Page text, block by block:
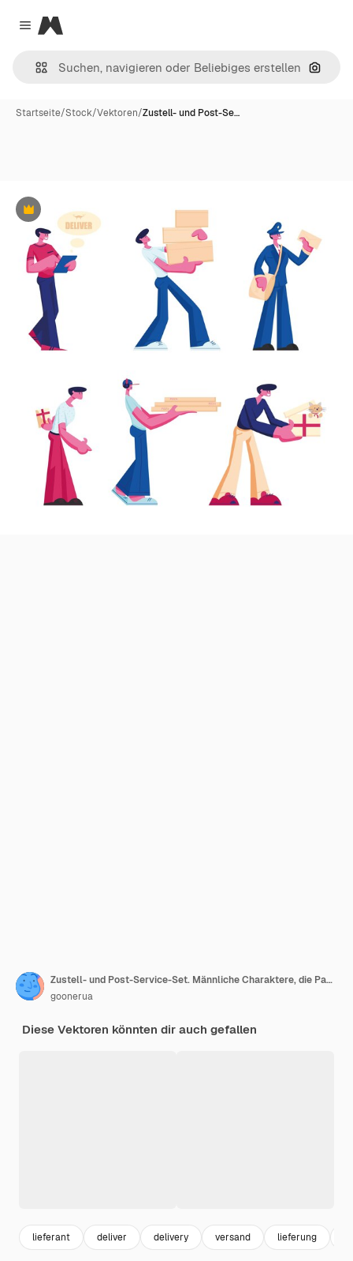
Close menu
Magnific
Nach
Startseite/Stock/Vektoren/Zustell- und Post-Se…
Premium
Zustell- und Post-Service-Set. Männliche Charaktere, die Pakete, Geschenkbox und Pizza-Bestellung an Kunden liefern, die auf weißem Hintergrund isoliert werden. Karikatur flache Illustration
goonerua
Diese Vektoren könnten dir auch gefallen
lieferant deliver delivery versand lieferung